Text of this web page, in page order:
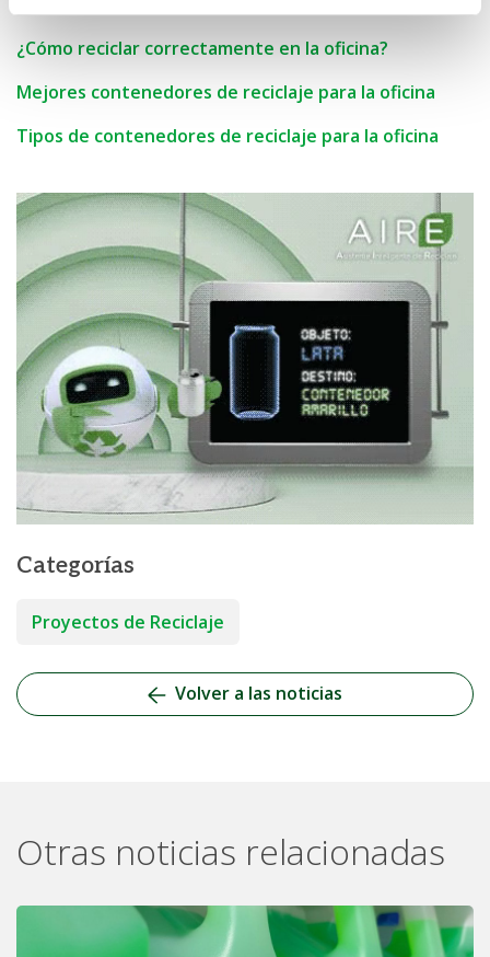
¿Cómo reciclar correctamente en la oficina?
Mejores contenedores de reciclaje para la oficina
Tipos de contenedores de reciclaje para la oficina
Categorías
Proyectos de Reciclaje
Volver a las noticias
Otras noticias relacionadas